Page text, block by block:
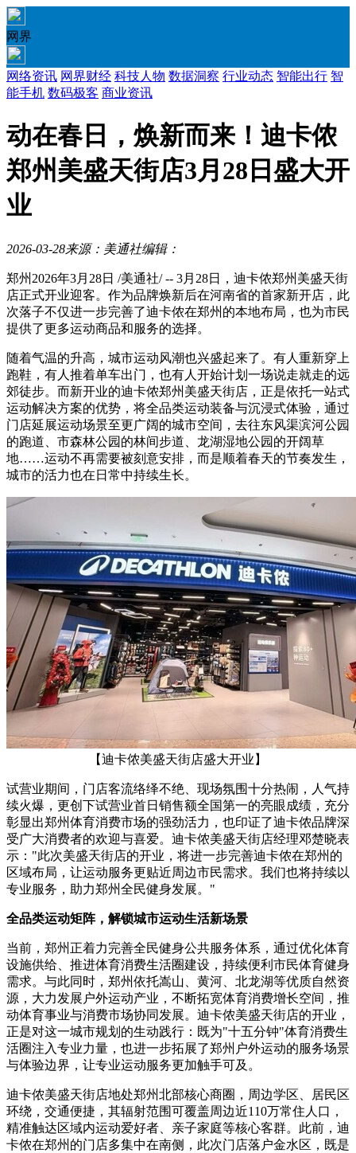
网界
网络资讯 网界财经 科技人物 数据洞察 行业动态 智能出行 智
能手机 数码极客 商业资讯
动在春日，焕新而来！迪卡侬
郑州美盛天街店3月28日盛大开
业
2026-03-28来源：美通社编辑：
郑州 2026年3月28日 /美通社/ -- 3月28日，迪卡侬郑州美盛天街
店正式开业迎客。作为品牌焕新后在河南省的首家新开店，此
次落子不仅进一步完善了迪卡侬在郑州的本地布局，也为市民
提供了更多运动商品和服务的选择。
随着气温的升高，城市运动风潮也兴盛起来了。有人重新穿上
跑鞋，有人推着单车出门，也有人开始计划一场说走就走的远
郊徒步。而新开业的迪卡侬郑州美盛天街店，正是依托一站式
运动解决方案的优势，将全品类运动装备与沉浸式体验，通过
门店延展运动场景至更广阔的城市空间，去往东风渠滨河公园
的跑道、市森林公园的林间步道、龙湖湿地公园的开阔草
地……运动不再需要被刻意安排，而是顺着春天的节奏发生，
城市的活力也在日常中持续生长。
【迪卡侬美盛天街店盛大开业】
试营业期间，门店客流络绎不绝、现场氛围十分热闹，人气持
续火爆，更创下试营业首日销售额全国第一的亮眼成绩，充分
彰显出郑州体育消费市场的强劲活力，也印证了迪卡侬品牌深
受广大消费者的欢迎与喜爱。迪卡侬美盛天街店经理邓楚晓表
示："此次美盛天街店的开业，将进一步完善迪卡侬在郑州的
区域布局，让运动服务更贴近周边市民需求。我们也将持续以
专业服务，助力郑州全民健身发展。"
全品类运动矩阵，解锁城市运动生活新场景
当前，郑州正着力完善全民健身公共服务体系，通过优化体育
设施供给、推进体育消费生活圈建设，持续便利市民体育健身
需求。与此同时，郑州依托嵩山、黄河、北龙湖等优质自然资
源，大力发展户外运动产业，不断拓宽体育消费增长空间，推
动体育事业与消费市场协同发展。迪卡侬美盛天街店的开业，
正是对这一城市规划的生动践行：既为"十五分钟"体育消费生
活圈注入专业力量，也进一步拓展了郑州户外运动的服务场景
与体验边界，让专业运动服务更加触手可及。
迪卡侬美盛天街店地处郑州北部核心商圈，周边学区、居民区
环绕，交通便捷，其辐射范围可覆盖周边近110万常住人口，
精准触达区域内运动爱好者、亲子家庭等核心客群。此前，迪
卡侬在郑州的门店多集中在南侧，此次门店落户金水区，既是